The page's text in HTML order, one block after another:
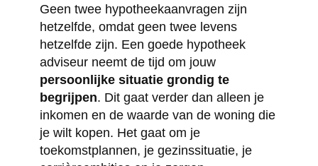
Geen twee hypotheekaanvragen zijn
hetzelfde, omdat geen twee levens
hetzelfde zijn. Een goede hypotheek
adviseur neemt de tijd om jouw
persoonlijke situatie grondig te
begrijpen. Dit gaat verder dan alleen je
inkomen en de waarde van de woning die
je wilt kopen. Het gaat om je
toekomstplannen, je gezinssituatie, je